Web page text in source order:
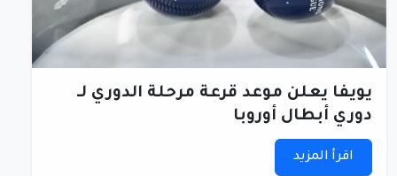
يويفا يعلن موعد قرعة مرحلة الدوري لـ
دوري أبطال أوروبا
اقرأ المزيد